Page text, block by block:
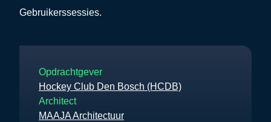
Gebruikerssessies.
Opdrachtgever
Hockey Club Den Bosch (HCDB)
Architect
MAAJA Architectuur